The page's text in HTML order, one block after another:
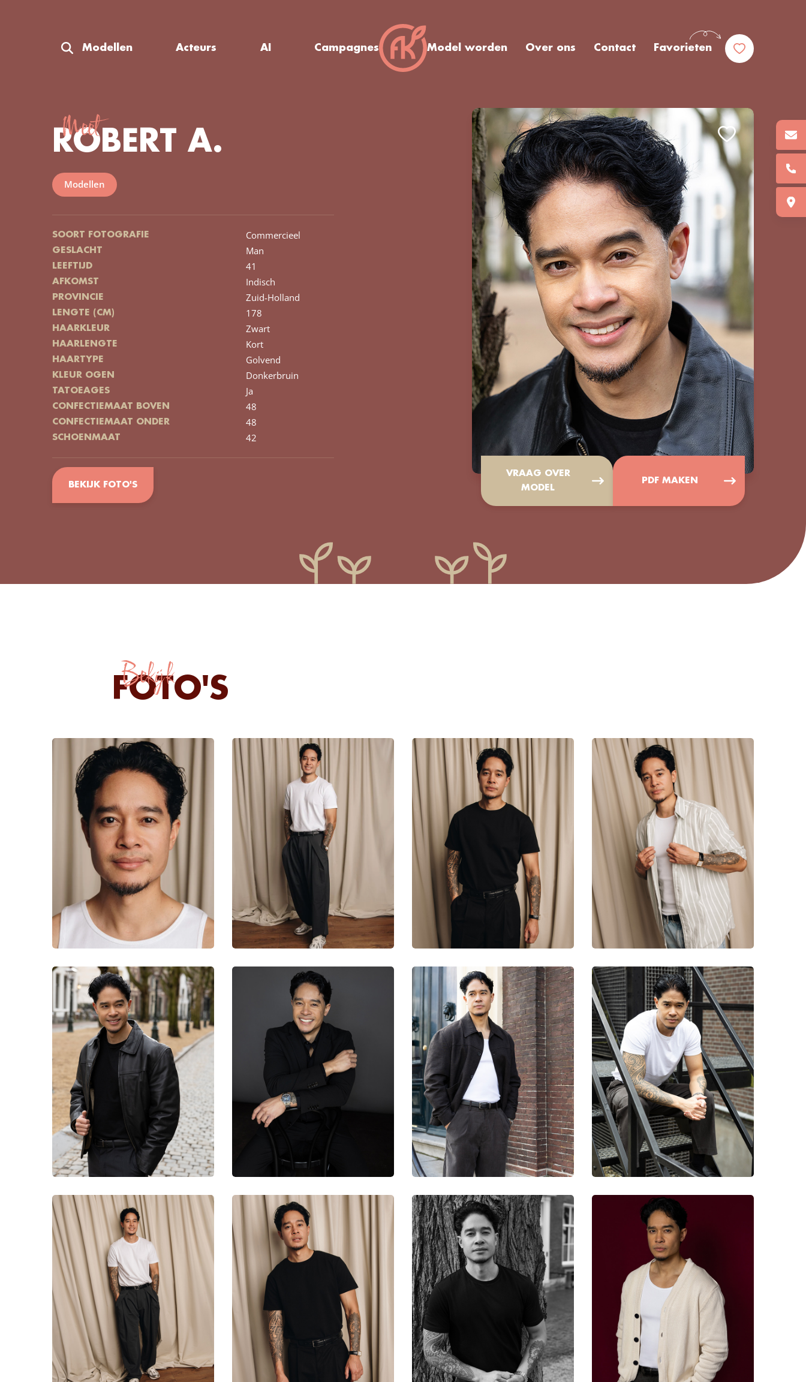
Modellen Acteurs AI Campagnes Model worden Over ons Contact Favorieten
VRAAG OVER
MODEL
PDF MAKEN
Meet
ROBERT A.
Modellen
SOORT FOTOGRAFIE Commercieel
GESLACHT Man
LEEFTIJD 41
AFKOMST Indisch
PROVINCIE Zuid-Holland
LENGTE (CM) 178
HAARKLEUR Zwart
HAARLENGTE Kort
HAARTYPE Golvend
KLEUR OGEN Donkerbruin
TATOEAGES Ja
CONFECTIEMAAT BOVEN 48
CONFECTIEMAAT ONDER 48
SCHOENMAAT 42
BEKIJK FOTO'S
Bekijk
FOTO'S